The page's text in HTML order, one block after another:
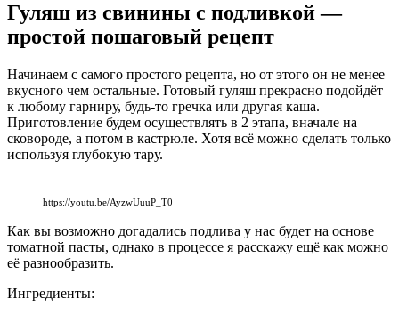
Гуляш из свинины с подливкой —
простой пошаговый рецепт
Начинаем с самого простого рецепта, но от этого он не менее
вкусного чем остальные. Готовый гуляш прекрасно подойдёт
к любому гарниру, будь-то гречка или другая каша.
Приготовление будем осуществлять в 2 этапа, вначале на
сковороде, а потом в кастрюле. Хотя всё можно сделать только
используя глубокую тару.
https://youtu.be/AyzwUuuP_T0
Как вы возможно догадались подлива у нас будет на основе
томатной пасты, однако в процессе я расскажу ещё как можно
её разнообразить.
Ингредиенты: